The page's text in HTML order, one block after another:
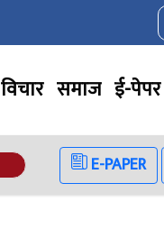
विचार समाज ई-पेपर
E-PAPER